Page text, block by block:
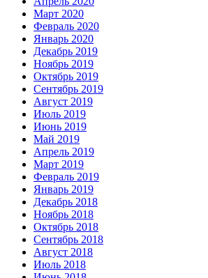
Март 2020
Февраль 2020
Январь 2020
Декабрь 2019
Ноябрь 2019
Октябрь 2019
Сентябрь 2019
Август 2019
Июль 2019
Июнь 2019
Май 2019
Апрель 2019
Март 2019
Февраль 2019
Январь 2019
Декабрь 2018
Ноябрь 2018
Октябрь 2018
Сентябрь 2018
Август 2018
Июль 2018